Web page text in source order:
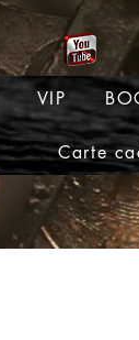
VIP
Carte